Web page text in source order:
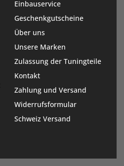
Einbauservice
Geschenkgutscheine
Über uns
Unsere Marken
Zulassung der Tuningteile
Kontakt
Zahlung und Versand
Widerrufsformular
Schweiz Versand